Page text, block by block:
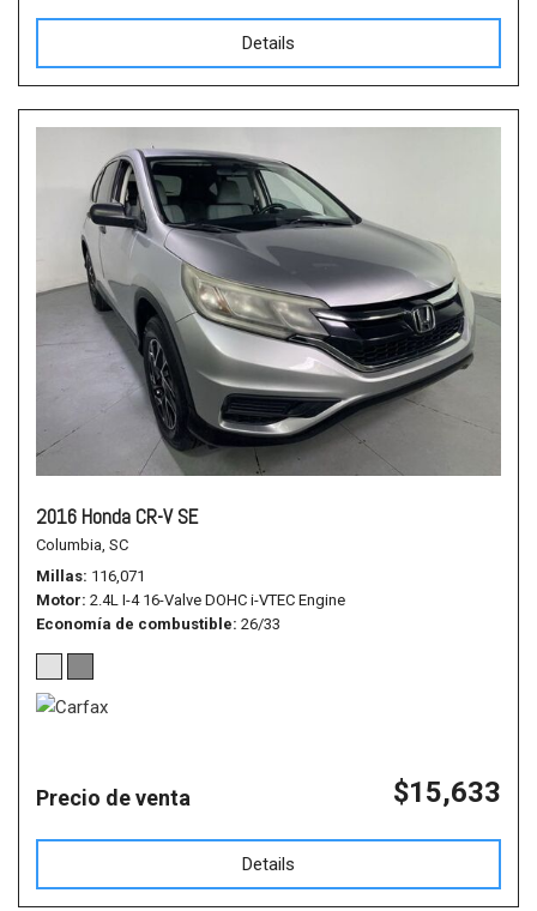
Details
2016 Honda CR-V SE
Columbia, SC
Millas 116,071
Motor 2.4L I-4 16-Valve DOHC i-VTEC Engine
Economía de combustible 26/33
Precio de venta $15,633
Details